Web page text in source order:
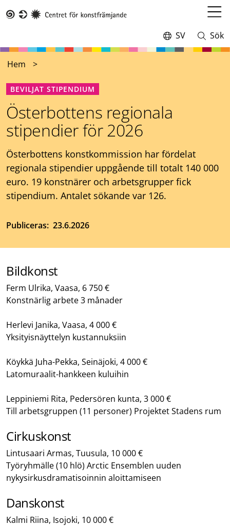
till
Switch
language,
SV
Öppna
och
Sök
Hem
BEVILJAT STIPENDIUM
Österbottens regionala
stipendier för 2026
Österbottens konstkommission har fördelat
regionala stipendier uppgående till totalt 140 000
euro. 19 konstnärer och arbetsgrupper fick
stipendium. Antalet sökande var 126.
Publiceras 23.6.2026
Bildkonst
Ferm Ulrika, Vaasa, 6 750 €
Konstnärlig arbete 3 månader
Herlevi Janika, Vaasa, 4 000 €
Yksityisnäyttelyn kustannuksiin
Köykkä Juha-Pekka, Seinäjoki, 4 000 €
Latomuraalit-hankkeen kuluihin
Leppiniemi Rita, Pedersören kunta, 3 000 €
Till arbetsgruppen (11 personer) Projektet Stadens rum
Cirkuskonst
Lintusaari Armas, Tuusula, 10 000 €
Työryhmälle (10 hlö) Arctic Ensemblen uuden
nykysirkusdramatisoinnin aloittamiseen
Danskonst
Kalmi Riina, Isojoki, 10 000 €